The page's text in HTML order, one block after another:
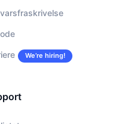
We’re hiring!